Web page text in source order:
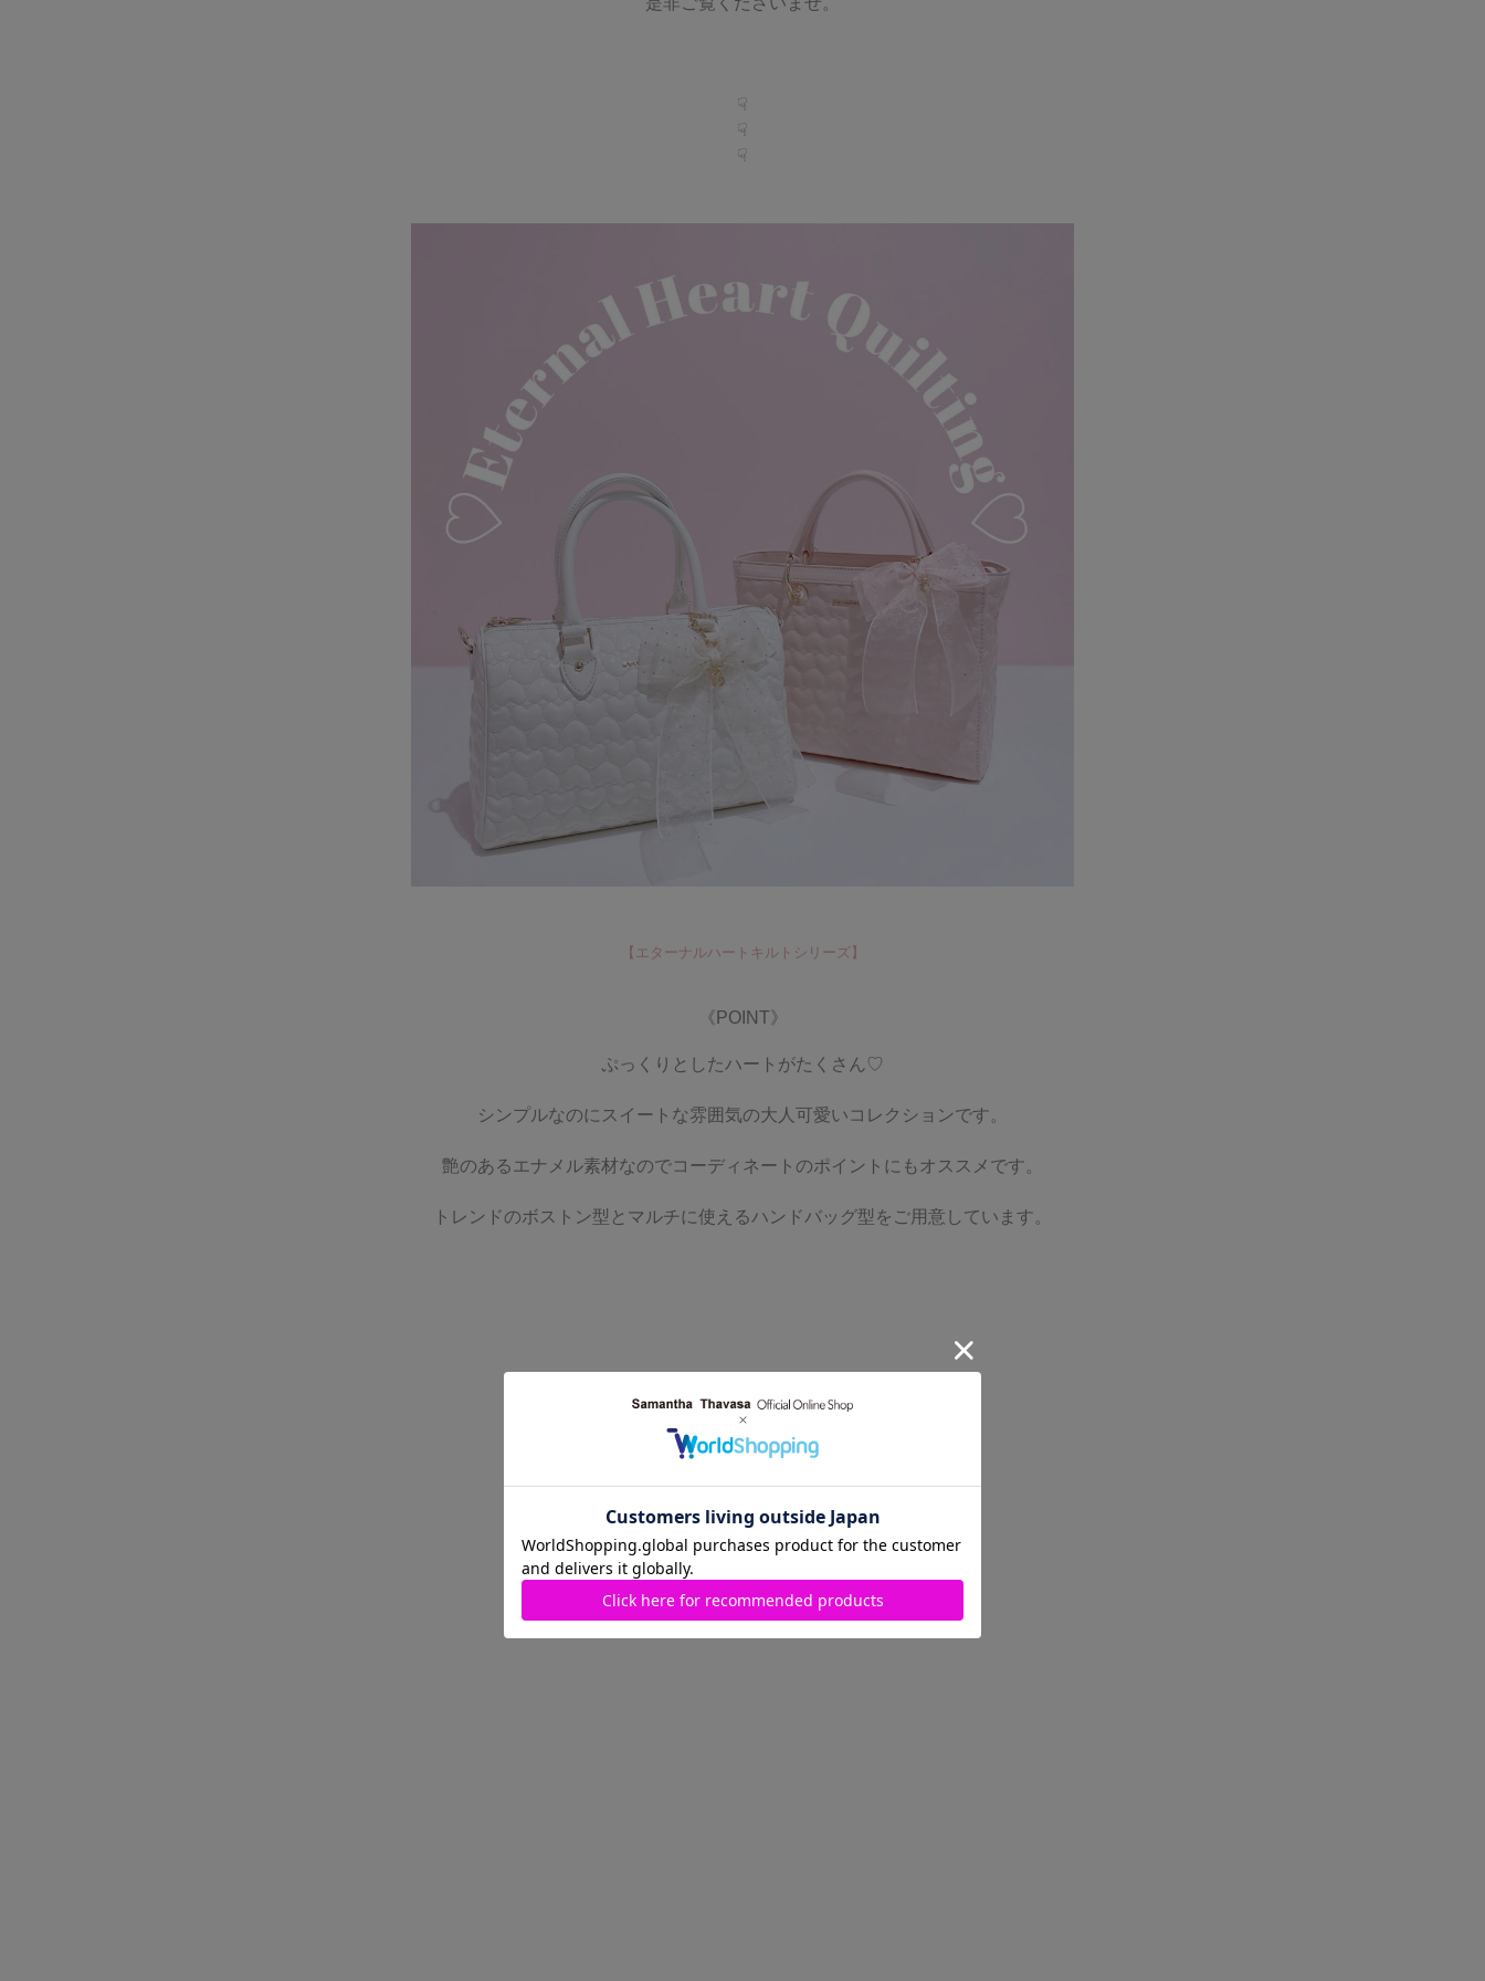
☟
☟
☟
【 エターナルハートキルトシリーズ】
《POINT》
ぷっくりとしたハートがたくさん♡
シンプルなのにスイートな雰囲気の大人可愛いコレクションです。
艶のあるエナメル素材なのでコーディネートのポイントにもオススメです。
トレンドのボストン型とマルチに使えるハンドバッグ型をご用意しています。
是非ご利用ください！